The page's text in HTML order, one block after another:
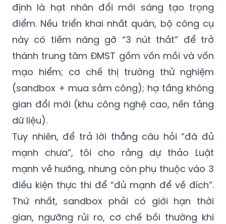
định là hạt nhân đổi mới sáng tạo trọng
điểm. Nếu triển khai nhất quán, bộ công cụ
này có tiềm năng gỡ “3 nút thắt” để trở
thành trung tâm ĐMST gồm vốn mồi và vốn
mạo hiểm; cơ chế thị trường thử nghiệm
(sandbox + mua sắm công); hạ tầng không
gian đổi mới (khu công nghệ cao, nền tảng
dữ liệu).
Tuy nhiên, để trả lời thẳng câu hỏi “đã đủ
mạnh chưa”, tôi cho rằng dự thảo Luật
mạnh về hướng, nhưng còn phụ thuộc vào 3
điều kiện thực thi để “đủ mạnh để về đích”.
Thứ nhất, sandbox phải có giới hạn thời
gian, ngưỡng rủi ro, cơ chế bồi thường khi